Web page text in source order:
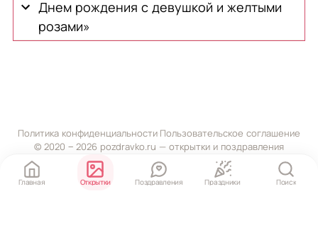
Днем рождения с девушкой и желтыми
розами»
Политика конфиденциальности Пользовательское соглашение
© 2020 ‒ 2026 pozdravko.ru — открытки и поздравления
Главная Открытки Поздравления Праздники Поиск